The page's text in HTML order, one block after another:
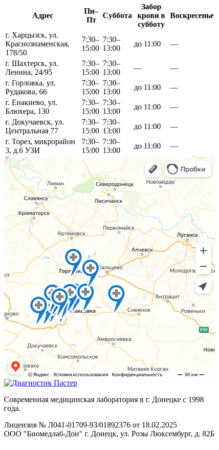
Адрес
Пн–
Пт
Суббота
Забор
крови в
субботу
Воскресенье
г. Харцызск, ул.
Краснознаменская,
178/50
7:30–
15:00
7:30–
13:00
до 11:00 —
г. Шахтерск, ул.
Ленина, 24/95
7:30–
15:00
7:30–
13:00
—
—
г. Горловка, ул.
Рудакова, 66
7:30–
15:00
7:30–
13:00
до 11:00
—
г. Енакиево, ул.
Блюхера, 130
7:30–
15:00
7:30–
13:00
до 11:00
—
г. Докучаевск, ул.
Центральная 77
7:30–
15:00
7:30–
13:00
до 11:00
—
г. Торез, микрорайон
3, д.6 УЗИ
7:30–
15:00
7:30–
13:00
до 11:00 —
Современная медицинская лаборатория в г. Донецке с 1998
года.
Лицензия № Л041-01709-93/01892376 от 18.02.2025
ООО "Биомедлаб-Дон" г. Донецк, ул. Розы Люксембург, д. 82Б